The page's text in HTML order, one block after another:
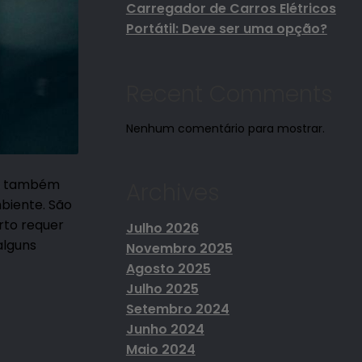
também
São
requer
Carregador de Carros Elétricos
Portátil: Deve ser uma opção?
Nenhum comentário para mostrar.
Julho 2026
Novembro 2025
Agosto 2025
Julho 2025
Setembro 2024
Junho 2024
Maio 2024